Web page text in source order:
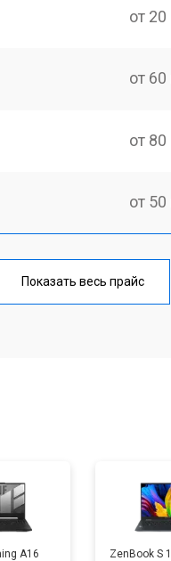
от
от
от
от
от
от
Показать весь прайс
A16 ZenBook S